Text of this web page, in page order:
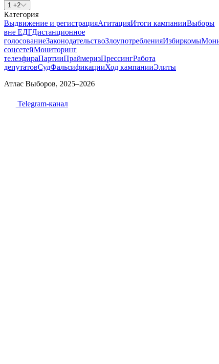
1 +2
Категория
Выдвижение и регистрацияАгитацияИтоги кампанииВыборы
вне ЕДГДистанционное
голосованиеЗаконодательствоЗлоупотребленияИзбиркомы
соцсетейМониторинг
телеэфираПартииПраймеризПрессингРабота
депутатовСудФальсификацииХод кампанииЭлиты
Атлас Выборов, 2025–2026
Telegram-канал